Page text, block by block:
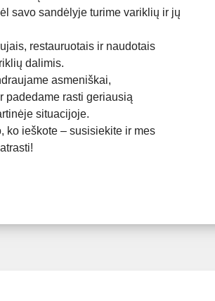
savo sandėlyje turime variklių ir jų
restauruotais ir naudotais
dalimis.
asmeniškai,
padedame rasti geriausią
situacijoje.
ko ieškote – susisiekite ir mes